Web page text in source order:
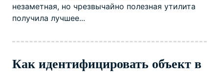
незаметная, но чрезвычайно полезная утилита
получила лучшее...
Как идентифицировать объект в